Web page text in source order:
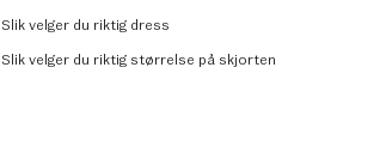
Slik velger du riktig dress
Slik velger du riktig størrelse på skjorten